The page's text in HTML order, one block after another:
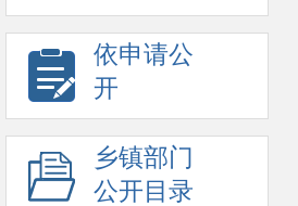
依申请公
开
乡镇部门
公开目录